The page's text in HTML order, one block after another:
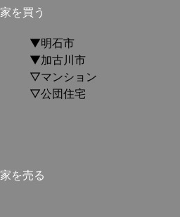
家を買う
▼明石市
▼加古川市
▽マンション
▽公団住宅
家を売る